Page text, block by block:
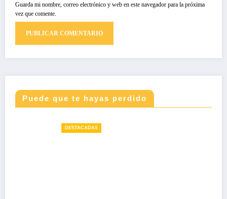
Guarda mi nombre, correo electrónico y web en este navegador para la próxima
vez que comente.
Puede que te hayas perdido